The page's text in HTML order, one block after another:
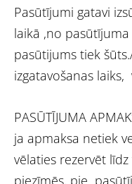
Pasūtījumi gatavi
laikā ,no
pasūtijums tiek
izgatavošanas
PASŪTĪJUMA
ja apmaksa netiek
vēlaties rezervēt